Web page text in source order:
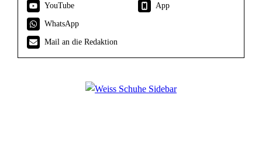
YouTube
App
WhatsApp
Mail an die Redaktion